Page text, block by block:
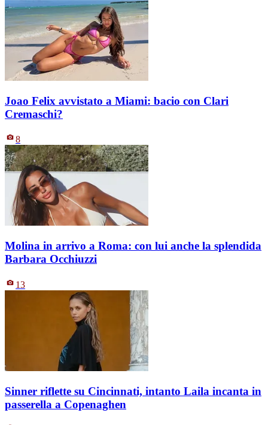
Joao Felix avvistato a Miami: bacio con Clari
Cremaschi?
8
Molina in arrivo a Roma: con lui anche la splendida
Barbara Occhiuzzi
13
Sinner riflette su Cincinnati, intanto Laila incanta in
passerella a Copenaghen